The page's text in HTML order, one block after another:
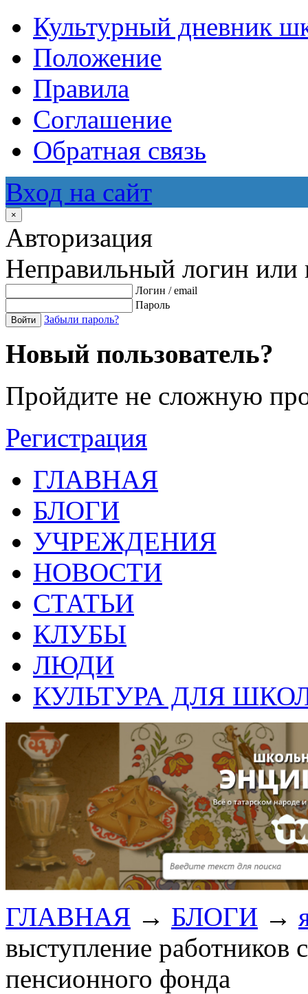
Культурный дневник
Положение
Правила
Соглашение
Обратная связь
Вход на сайт
×
Авторизация
Неправильный логин или
Логин / email
Пароль
Войти Забыли пароль?
Новый пользователь?
Пройдите не сложную
Регистрация
ГЛАВНАЯ
БЛОГИ
УЧРЕЖДЕНИЯ
НОВОСТИ
СТАТЬИ
КЛУБЫ
ЛЮДИ
КУЛЬТУРА ДЛЯ
ГЛАВНАЯ → БЛОГИ →
выступление работников
пенсионного фонда